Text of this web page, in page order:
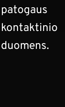
patogaus
kontaktinio
duomens.